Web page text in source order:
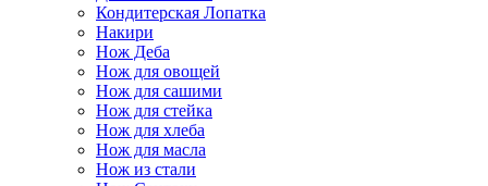
Кондитерская Лопатка
Накири
Нож Деба
Нож для овощей
Нож для сашими
Нож для стейка
Нож для хлеба
Нож для масла
Нож из стали